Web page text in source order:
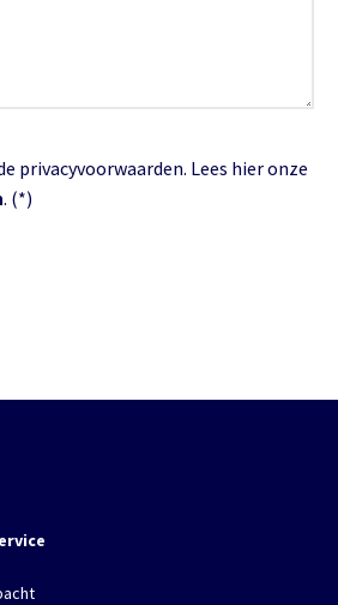
privacyvoorwaarden. Lees hier onze
. (*)